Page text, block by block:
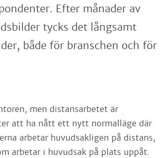
Efter månader av
tycks det långsamt
både för branschen och för
men distansarbetet är
att ha nått ett nytt normalläge där
arbetar huvudsakligen på distans,
arbetar i huvudsak på plats uppåt.